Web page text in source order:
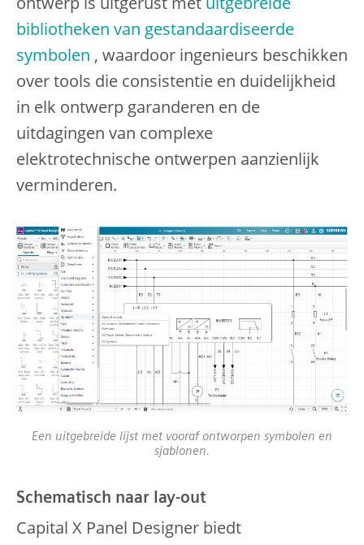
bibliotheken van gestandaardiseerde
symbolen , waardoor ingenieurs beschikken
over tools die consistentie en duidelijkheid
in elk ontwerp garanderen en de
uitdagingen van complexe
elektrotechnische ontwerpen aanzienlijk
verminderen.
Een uitgebreide lijst met vooraf ontworpen symbolen en
sjablonen.
Schematisch naar lay-out
Capital X Panel Designer biedt